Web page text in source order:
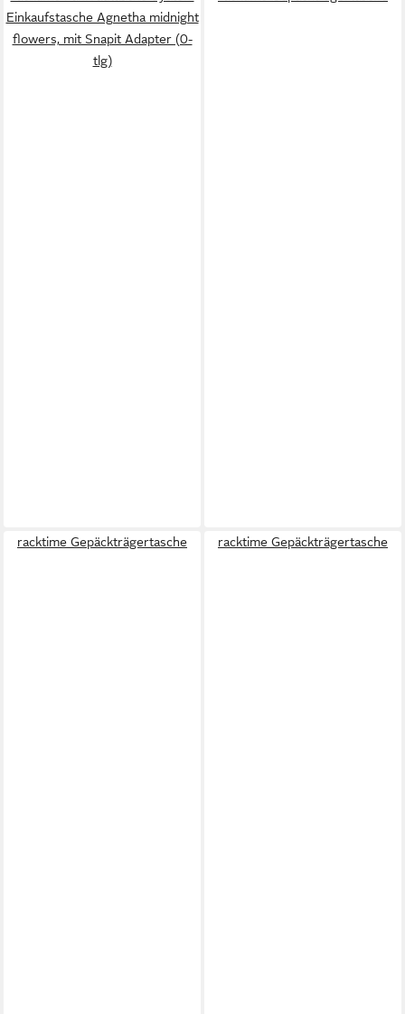
Einkaufstasche Agnetha midnight
flowers, mit Snapit Adapter (0-
tlg)
racktime Gepäckträgertasche racktime Gepäckträgertasche